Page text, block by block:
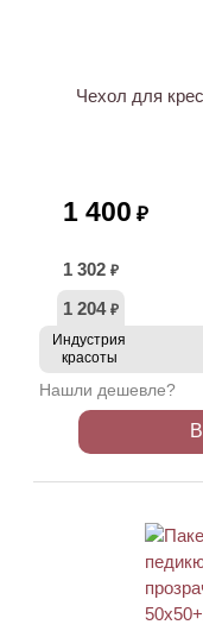
Чехол для
1 400 ₽
1 302 ₽
1 204 ₽
Индустрия
красоты
Нашли дешевле?